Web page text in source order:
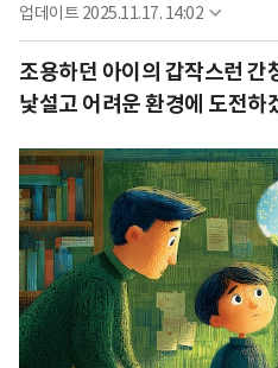
업데이트 2025.11.17. 14:02
조용하던 아이의 갑작스런 간
낯설고 어려운 환경에 도전하